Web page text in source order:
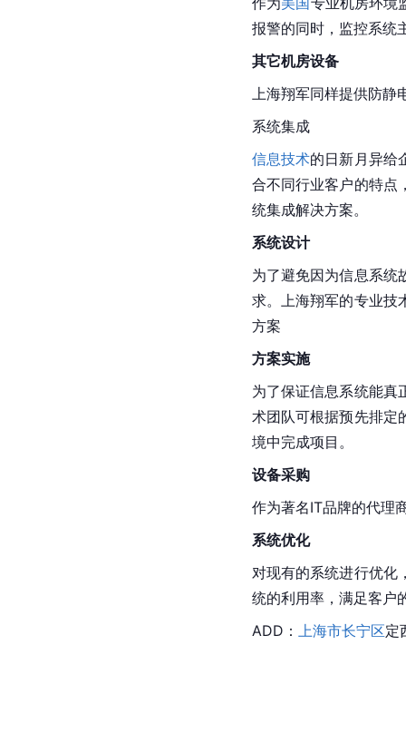
报警的同时，监控系统
其它机房设备
上海翔军同样提供防
系统集成
信息技术的日新月异给
合不同行业客户的特点
统集成解决方案。
系统设计
为了避免因为信息系统
求。上海翔军的专业技
方案
方案实施
为了保证信息系统能真
术团队可根据预先排定
境中完成项目。
设备采购
作为著名IT品牌的代理
系统优化
对现有的系统进行优化
统的利用率，满足客户
ADD：
上海市长宁区定